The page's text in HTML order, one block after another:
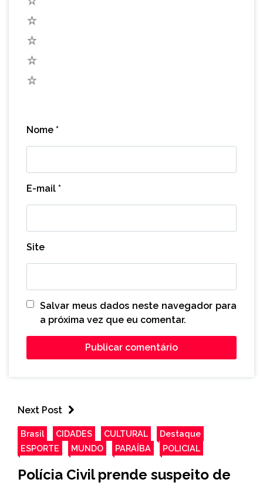
Nome *
E-mail *
Site
Salvar meus dados neste navegador para
a próxima vez que eu comentar.
Next Post
Brasil CIDADES CULTURAL
Destaque
ESPORTE
MUNDO PARAÍBA POLICIAL
Polícia Civil prende suspeito de